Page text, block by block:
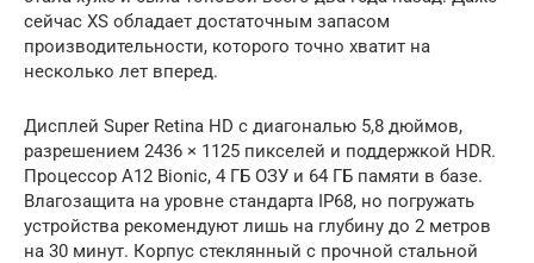
сейчас XS обладает достаточным запасом
производительности, которого точно хватит на
несколько лет вперед.
Дисплей Super Retina HD с диагональю 5,8 дюймов,
разрешением 2436 × 1125 пикселей и поддержкой HDR.
Процессор A12 Bionic, 4 ГБ ОЗУ и 64 ГБ памяти в базе.
Влагозащита на уровне стандарта IP68, но погружать
устройства рекомендуют лишь на глубину до 2 метров
на 30 минут. Корпус стеклянный с прочной стальной